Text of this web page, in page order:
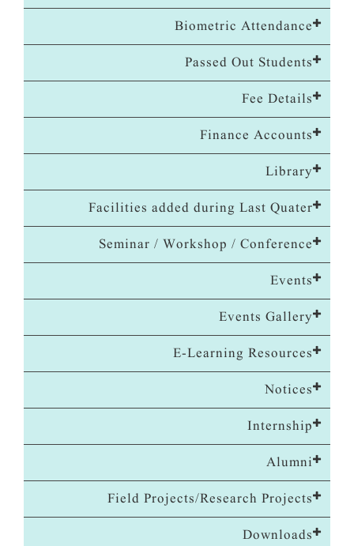
Biometric Attendance
Passed Out Students
Fee Details
Finance Accounts
Library
Facilities added during Last Quater
Seminar / Workshop / Conference
Events
Events Gallery
E-Learning Resources
Notices
Internship
Alumni
Field Projects/Research Projects
Downloads